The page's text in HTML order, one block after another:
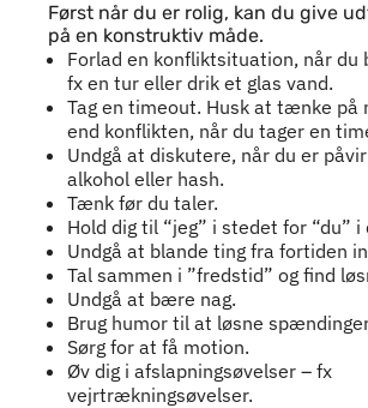
Først når du er rolig, kan du give
på en konstruktiv måde.
Forlad en konfliktsituation, når du
fx en tur eller drik et glas vand.
Tag en timeout. Husk at tænke på
end konflikten, når du tager en
Undgå at diskutere, når du er
alkohol eller hash.
Tænk før du taler.
Hold dig til “jeg” i stedet for “du” i
Undgå at blande ting fra fortiden
Tal sammen i ”fredstid” og find
Undgå at bære nag.
Brug humor til at løsne
Sørg for at få motion.
Øv dig i afslapningsøvelser – fx
vejrtrækningsøvelser.